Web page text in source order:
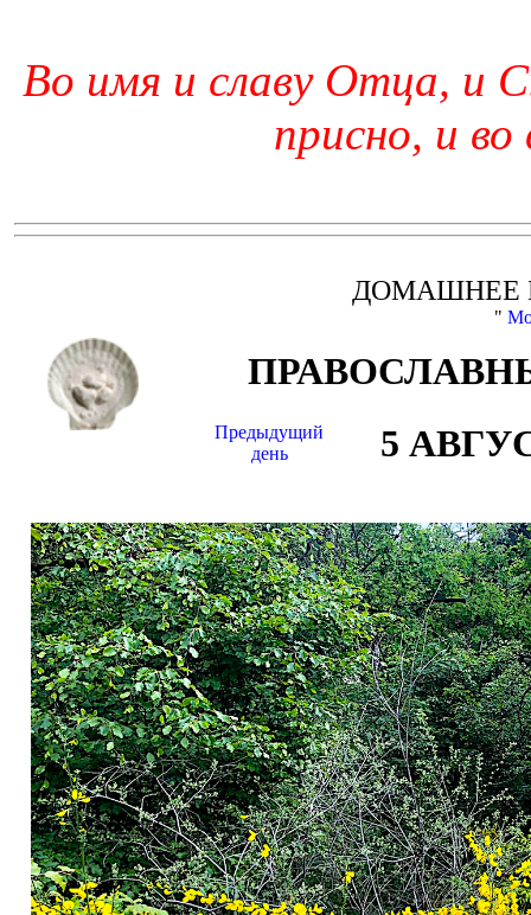
Во имя и славу Отца, и
присно, и во
ДОМАШНЕЕ
"
Предыдущий
день
5